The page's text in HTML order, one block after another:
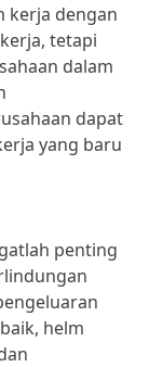
kerja dengan
tetapi
dalam
dapat
yang baru
penting
helm